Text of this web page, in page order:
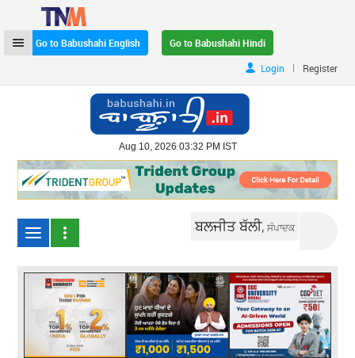
Go to Babushahi English
Go to Babushahi Hindi
Login
| Register
Aug 10, 2026 03:32 PM IST
ਬਲਜੀਤ ਬੱਲੀ,ਸੰਪਾਦਕ